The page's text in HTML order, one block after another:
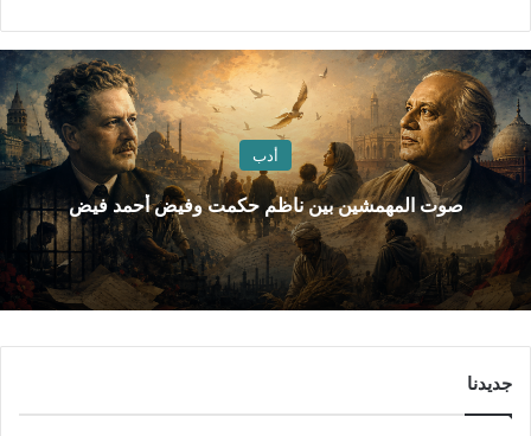
أدب
صوت المهمشين بين ناظم حكمت وفيض أحمد فيض
جديدنا